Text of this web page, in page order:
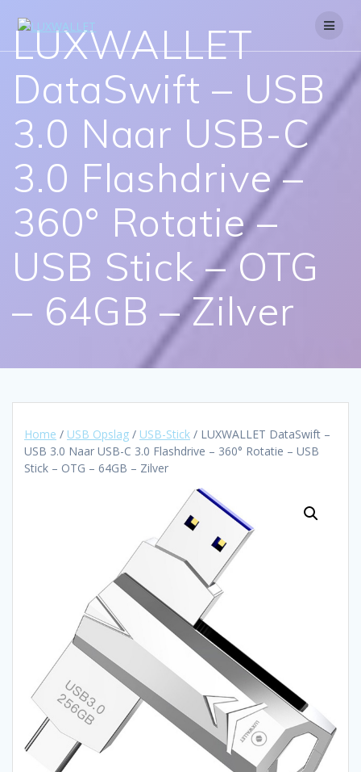
LUXWALLET
DataSwift – USB
3.0 Naar USB-C
3.0 Flashdrive –
360° Rotatie –
USB Stick – OTG
– 64GB – Zilver
Home / USB Opslag / USB-Stick / LUXWALLET DataSwift –
USB 3.0 Naar USB-C 3.0 Flashdrive – 360° Rotatie – USB
Stick – OTG – 64GB – Zilver